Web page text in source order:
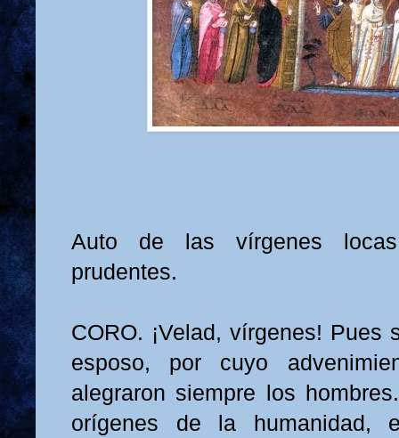
Auto de las vírgenes
prudentes.
CORO. ¡Velad, vírgenes! Pues
esposo, por cuyo
alegraron siempre los
orígenes de la humanidad,